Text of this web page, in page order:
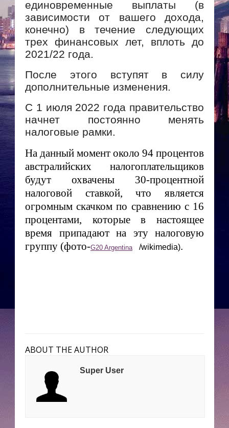
единовременные выплаты (в
зависимости от вашего дохода,
конечно) в течение следующих
трех финансовых лет, вплоть до
2021/22 года.
После этого вступят в силу
дополнительные изменения.
С 1 июля 2022 года правительство
начнет постоянно менять
налоговые рамки.
На данный момент около 94 процентов
австралийских налогоплательщиков
будут охвачены 30-процентной
налоговой ставкой, что является
огромным скачком по сравнению с 16
процентами, которые в настоящее
время припадают на эту налоговую
группу (фото-G20 Argentina /wikimedia).
ABOUT THE AUTHOR
Super User